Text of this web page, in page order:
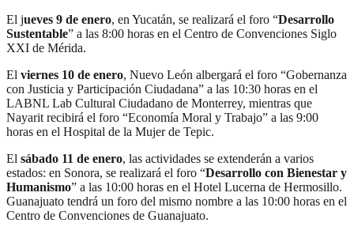
El jueves 9 de enero, en Yucatán, se realizará el foro “Desarrollo
Sustentable” a las 8:00 horas en el Centro de Convenciones Siglo
XXI de Mérida.
El viernes 10 de enero, Nuevo León albergará el foro “Gobernanza
con Justicia y Participación Ciudadana” a las 10:30 horas en el
LABNL Lab Cultural Ciudadano de Monterrey, mientras que
Nayarit recibirá el foro “Economía Moral y Trabajo” a las 9:00
horas en el Hospital de la Mujer de Tepic.
El sábado 11 de enero, las actividades se extenderán a varios
estados: en Sonora, se realizará el foro “Desarrollo con Bienestar y
Humanismo” a las 10:00 horas en el Hotel Lucerna de Hermosillo.
Guanajuato tendrá un foro del mismo nombre a las 10:00 horas en el
Centro de Convenciones de Guanajuato.